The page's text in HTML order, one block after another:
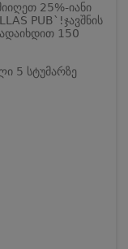
25%-იანი
PUB`!ჯავშნის
150
5 სტუმარზე